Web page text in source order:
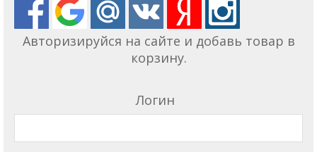
Авторизируйся на сайте и добавь товар в
корзину.
Логин